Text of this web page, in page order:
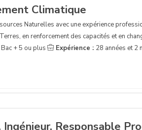
Climatique
Naturelles avec une expérience
en renforcement des capacités et en
Bac + 5 ou plus Expérience : 28 années et 2
Ingénieur, Responsable